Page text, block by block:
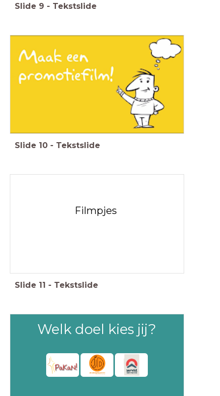
Slide 9 - Tekstslide
Slide 10 - Tekstslide
Filmpjes
Slide 11 - Tekstslide
Welk doel kies jij?